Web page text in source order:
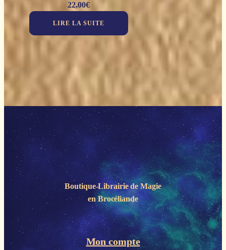
22,00€
LIRE LA SUITE
Boutique-Librairie deMagie
en Brocéliande
Mon compte